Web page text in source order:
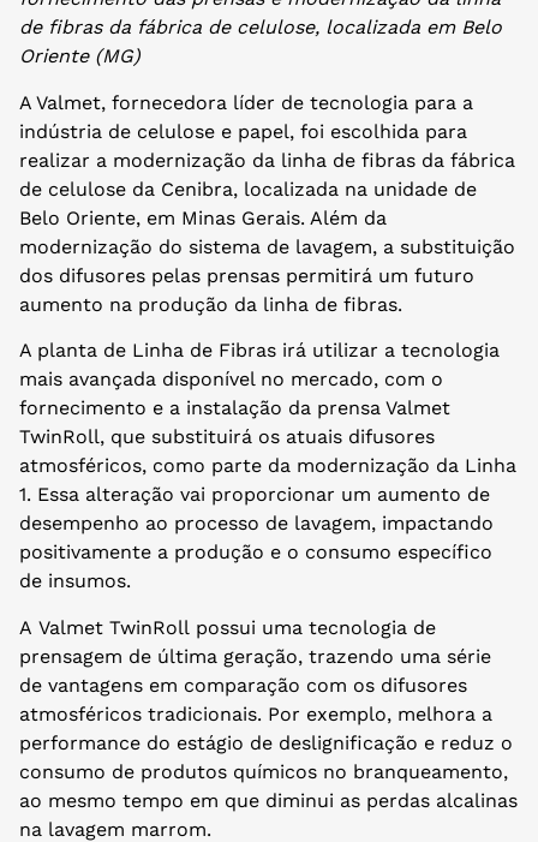
de fibras da fábrica de celulose, localizada em Belo
Oriente (MG)
A Valmet, fornecedora líder de tecnologia para a
indústria de celulose e papel, foi escolhida para
realizar a modernização da linha de fibras da fábrica
de celulose da Cenibra, localizada na unidade de
Belo Oriente, em Minas Gerais. Além da
modernização do sistema de lavagem, a substituição
dos difusores pelas prensas permitirá um futuro
aumento na produção da linha de fibras.
A planta de Linha de Fibras irá utilizar a tecnologia
mais avançada disponível no mercado, com o
fornecimento e a instalação da prensa Valmet
TwinRoll, que substituirá os atuais difusores
atmosféricos, como parte da modernização da Linha
1. Essa alteração vai proporcionar um aumento de
desempenho ao processo de lavagem, impactando
positivamente a produção e o consumo específico
de insumos.
A Valmet TwinRoll possui uma tecnologia de
prensagem de última geração, trazendo uma série
de vantagens em comparação com os difusores
atmosféricos tradicionais. Por exemplo, melhora a
performance do estágio de deslignificação e reduz o
consumo de produtos químicos no branqueamento,
ao mesmo tempo em que diminui as perdas alcalinas
na lavagem marrom.